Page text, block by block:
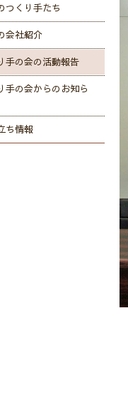
つくり手たち
会社紹介
手の会の活動報告
手の会からのお知ら
ち情報